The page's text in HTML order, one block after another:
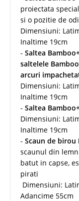
proiectata
si o pozitie de
Dimensiuni:
Inaltime 19cm
- Saltea
saltelele
arcuri
Dimensiuni:
Inaltime 19cm
- Saltea
Dimensiuni:
Inaltime 19cm
- Scaun de birou
scaunul din
batut in capse,
pirati
Dimensiuni:
Adancime 55cm